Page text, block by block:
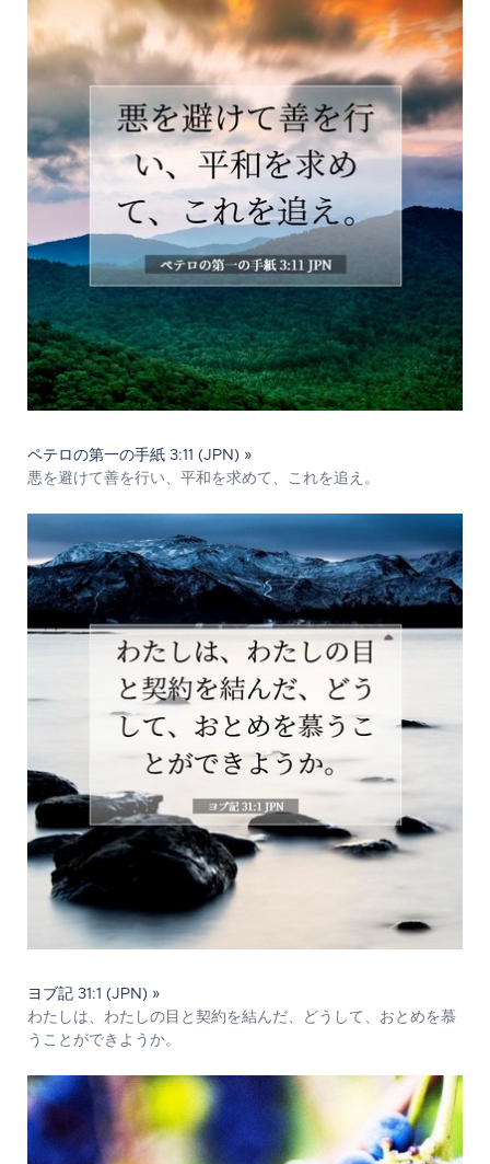
ペテロの第一の手紙 3:11 (JPN) »
悪を避けて善を行い、平和を求めて、これを追え。
ヨブ記 31:1 (JPN) »
わたしは、わたしの目と契約を結んだ、どうして、おとめを慕
うことができようか。